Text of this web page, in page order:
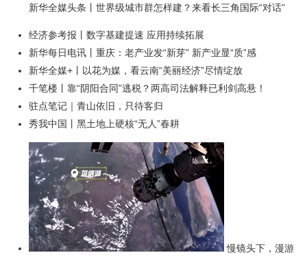
新华全媒头条丨世界级城市群怎样建？来看长三角国际“对话”
经济参考报丨数字基建提速 应用持续拓展
新华每日电讯丨重庆：老产业发“新芽” 新产业显“质”感
新华全媒+丨以花为媒，看云南“美丽经济”尽情绽放
千笔楼丨靠“阴阳合同”逃税？两高司法解释已利剑高悬！
驻点笔记｜青山依旧，只待客归
秀我中国丨黑土地上硬核“无人”春耕
慢镜头下，漫游